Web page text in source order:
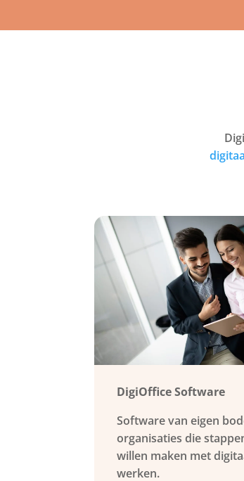
DigiOffice Software
Software van eigen
organisaties die
willen maken met
werken.